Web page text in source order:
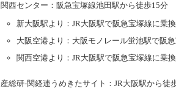
関西センター：阪急宝塚線池田駅から徒歩15分
新大阪駅より：JR大阪駅で阪急宝塚線に乗換
大阪空港より：大阪モノレール蛍池駅で阪
関西空港より：JR大阪駅で阪急宝塚線に乗換
産総研-関経連うめきたサイト：JR大阪駅から徒